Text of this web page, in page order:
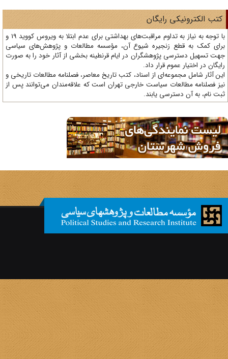
رایگان
با توجه به نیاز به تداوم مراقبت‌های بهداشتی برای عدم ابتلا به ویروس کووید 19 و
زنجیره شیوع آن، مؤسسه مطالعات و پژوهش‌های سیاسی
پژوهشگران در ایام قرنطینه بخشی از آثار خود را به صورت
قرار داد.
از اسناد، کتب تاریخ معاصر، فصلنامه‌ مطالعات تاریخی و
سیاست خارجی تهران است که علاقه‌مندان می‌توانند پس از
یابند.